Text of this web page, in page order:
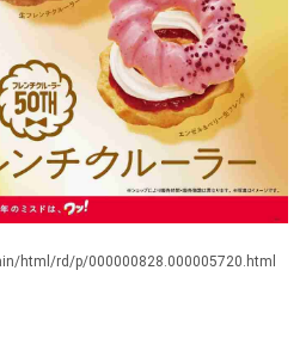
html/rd/p/000000828.000005720.html